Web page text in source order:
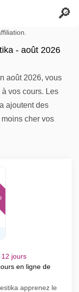
- août 2026
août 2026, vous
vos cours. Les
ajoutent des
cher vos
12 jours
en ligne de
apprenez le